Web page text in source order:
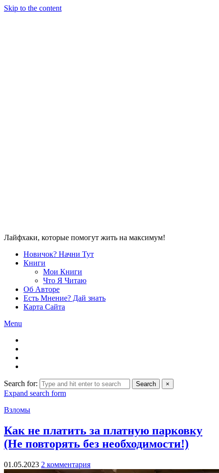
Skip to the content
Лайфхаки, которые помогут жить на максимум!
Новичок? Начни Тут
Книги
Мои Книги
Что Я Читаю
Об Авторе
Есть Мнение? Дай знать
Карта Сайта
Menu
Search for: Search ×
Expand search form
Взломы
Как не платить за платную парковку
(Не повторять без необходимости!)
01.05.2023 2 комментария